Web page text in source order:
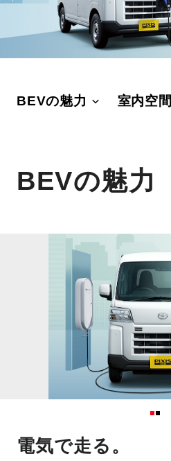
BEVの魅力 室内空間
BEVの魅力
電気で走る。